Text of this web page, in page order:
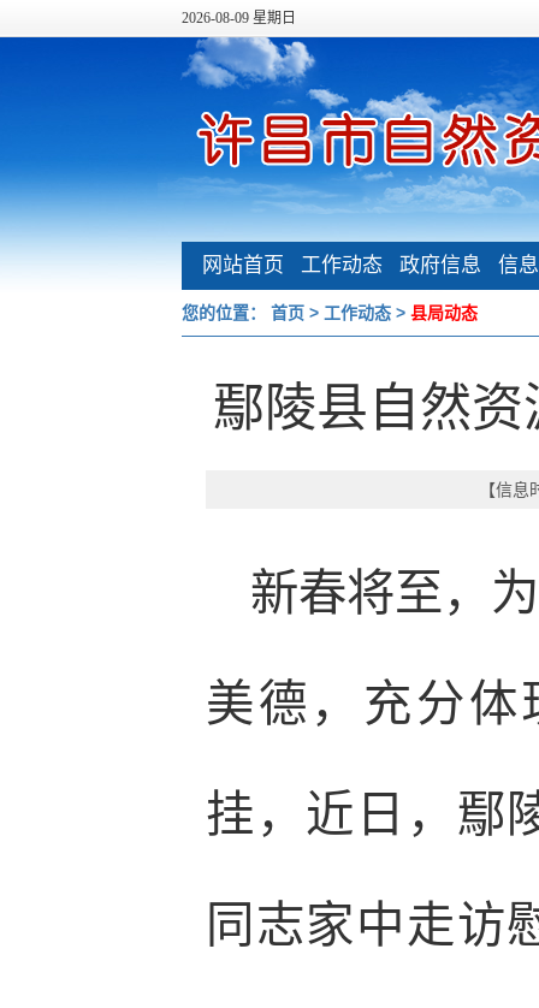
2026-08-09 星期日
网站首页 工作动态
政府信息
公开
信
您的位置： 首页 > 工作动态 > 县局动态
鄢陵县自然
【信
新春将至，
美德，充分
挂，近日，鄢
同志家中走访